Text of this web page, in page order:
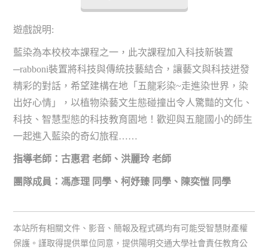
遊戲說明:
藍染為本校校本課程之一，此次課程加入科技新裝置
─rabboni裝置將科技與傳統技藝結合，讓藝文與科技迸發
精彩的對話，希望建構在地「五龍彩染~走進染世界，染
出好心情」，以植物染藝文生態碰撞出令人驚豔的文化、
科技、智慧型態的科技教育園地！歡迎與五龍國小的師生
一起進入藍染的奇幻旅程……
指導老師：古惠君 老師、洪麗玲 老師
團隊成員：馮彥理 同學、柯妤臻 同學、陳奕愷 同學
本站所有相關文件、影音、簡報及程式碼均有可能受智慧財產權
保護。謹取得提供單位同意，提供陽明交通大學社會責任教育公